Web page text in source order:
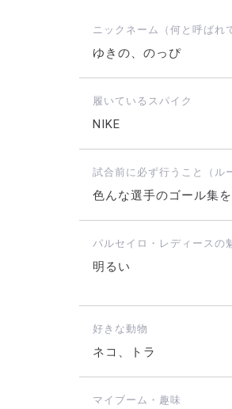
ニックネーム（何と呼ばれ
ゆきの、のっぴ
履いているスパイク
NIKE
試合前に必ず行うこと（ル
色んな選手のゴール集
パルセイロ・レディースの
明るい
好きな動物
ネコ、トラ
マイブーム・趣味